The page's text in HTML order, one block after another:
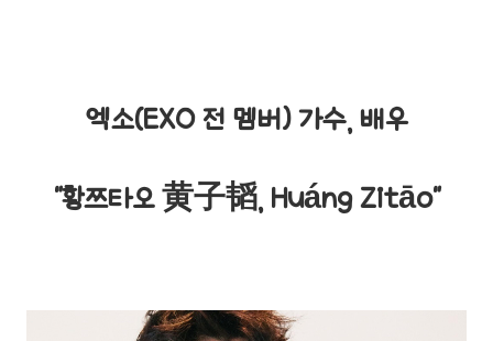
엑소(EXO 전 멤버) 가수, 배우
"황쯔타오 黄子韬, Huáng Zitāo"